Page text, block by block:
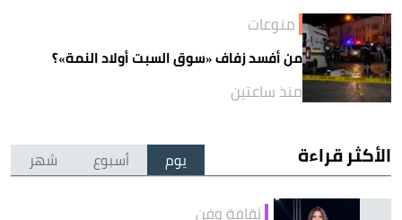
منوعات
من أفسد زفاف «سوق السبت أولاد النمة»؟
منذ ساعتين
الأكثر قراءة يوم أسبوع شهر
ثقافة وفن